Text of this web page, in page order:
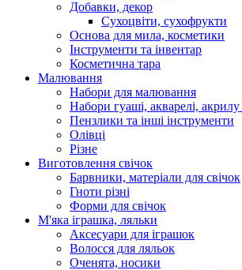
Добавки, декор
Сухоцвіти, сухофрукти
Основа для мила, косметики
Інструменти та інвентар
Косметична тара
Малювання
Набори для малювання
Набори гуаші, акварелі,
Пензлики та інші інструменти
Олівці
Різне
Виготовлення свічок
Барвники, матеріали для свічок
Гноти різні
Форми для свічок
М'яка іграшка, ляльки
Аксесуари для іграшок
Волосся для ляльок
Оченята, носики